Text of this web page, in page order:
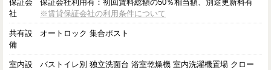
保証会
社
保証会社利用有：初回賃料総額の50％相当額、別途更新料有
※賃貸保証会社の利用条件について
共有設
備
オートロック 集合ポスト
室内設
バストイレ別 独立洗面台 浴室乾燥機 室内洗濯機置場 クロー